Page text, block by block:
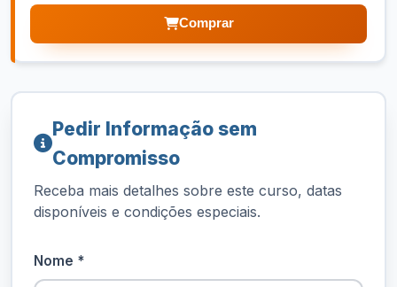
Comprar
Pedir Informação sem
Compromisso
Receba mais detalhes sobre este curso, datas
disponíveis e condições especiais.
Nome *